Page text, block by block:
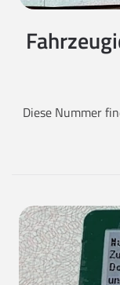
Diese Nummer